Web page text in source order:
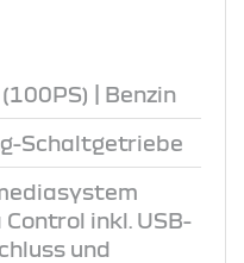
| Benzin
Schaltgetriebe
Control inkl. USB-
und